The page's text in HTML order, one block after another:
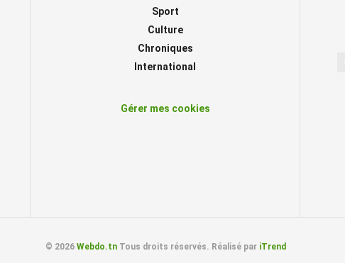
Sport
Culture
Chroniques
International
Gérer mes cookies
© 2026 Webdo.tnTous droits réservés. Réalisé par iTrend